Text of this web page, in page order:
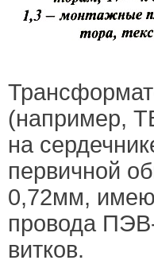
(например,
на
первичной
0,72мм,
провода
витков.